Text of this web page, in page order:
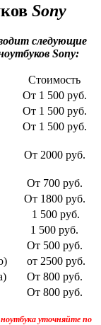
Sony
следующие
Sony:
Стоимость
От 1 500 руб.
От 1 500 руб.
От 1 500 руб.
От 2000 руб.
От 700 руб.
От 1800 руб.
1 500 руб.
1 500 руб.
От 500 руб.
от 2500 руб.
От 800 руб.
От 800 руб.
уточняйте по